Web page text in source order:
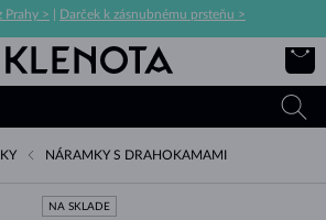
Prahy > Darček k zásnubnému prsteňu >
NÁRAMKY S DRAHOKAMAMI
NA SKLADE